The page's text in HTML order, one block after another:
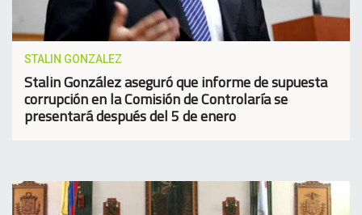
STALIN GONZALEZ
Stalin González aseguró que informe de supuesta
corrupción en la Comisión de Controlaría se
presentará después del 5 de enero